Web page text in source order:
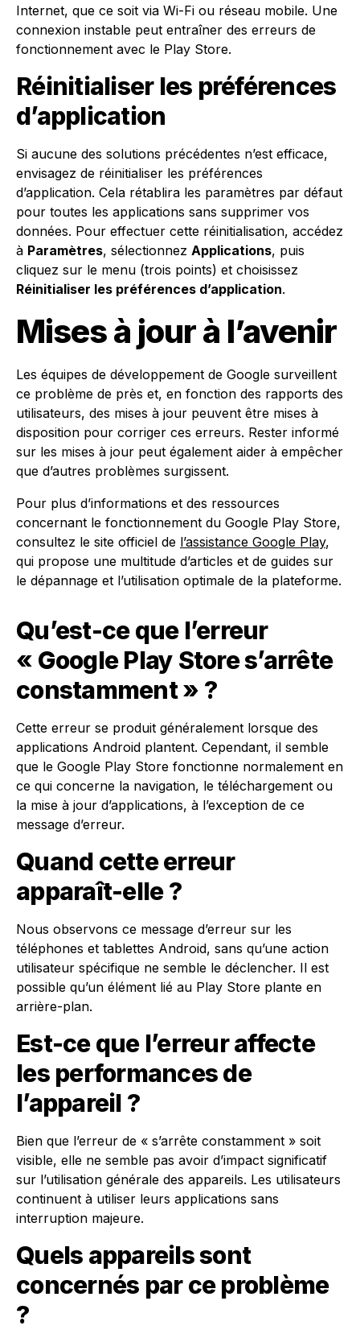
Internet, que ce soit via Wi-Fi ou réseau mobile. Une
connexion instable peut entraîner des erreurs de
fonctionnement avec le Play Store.
Réinitialiser les préférences
d’application
Si aucune des solutions précédentes n’est efficace,
envisagez de réinitialiser les préférences
d’application. Cela rétablira les paramètres par défaut
pour toutes les applications sans supprimer vos
données. Pour effectuer cette réinitialisation, accédez
à Paramètres, sélectionnez Applications, puis
cliquez sur le menu (trois points) et choisissez
Réinitialiser les préférences d’application.
Mises à jour à l’avenir
Les équipes de développement de Google surveillent
ce problème de près et, en fonction des rapports des
utilisateurs, des mises à jour peuvent être mises à
disposition pour corriger ces erreurs. Rester informé
sur les mises à jour peut également aider à empêcher
que d’autres problèmes surgissent.
Pour plus d’informations et des ressources
concernant le fonctionnement du Google Play Store,
consultez le site officiel de l’assistance Google Play,
qui propose une multitude d’articles et de guides sur
le dépannage et l’utilisation optimale de la plateforme.
Qu’est-ce que l’erreur
« Google Play Store s’arrête
constamment » ?
Cette erreur se produit généralement lorsque des
applications Android plantent. Cependant, il semble
que le Google Play Store fonctionne normalement en
ce qui concerne la navigation, le téléchargement ou
la mise à jour d’applications, à l’exception de ce
message d’erreur.
Quand cette erreur
apparaît-elle ?
Nous observons ce message d’erreur sur les
téléphones et tablettes Android, sans qu’une action
utilisateur spécifique ne semble le déclencher. Il est
possible qu’un élément lié au Play Store plante en
arrière-plan.
Est-ce que l’erreur affecte
les performances de
l’appareil ?
Bien que l’erreur de « s’arrête constamment » soit
visible, elle ne semble pas avoir d’impact significatif
sur l’utilisation générale des appareils. Les utilisateurs
continuent à utiliser leurs applications sans
interruption majeure.
Quels appareils sont
concernés par ce problème
?